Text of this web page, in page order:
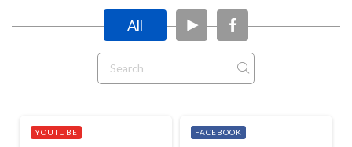
All
YOUTUBE FACEBOOK